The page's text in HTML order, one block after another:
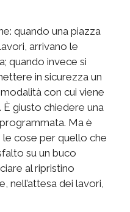
quando una piazza
arrivano le
quando invece si
in sicurezza un
con cui viene
giusto chiedere una
Ma è
cose per quello che
su un buco
al ripristino
nell’attesa dei lavori,